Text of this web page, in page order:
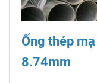
Ống thép
8.74mm